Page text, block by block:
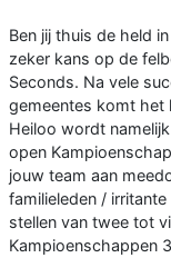
Ben jij thuis de held
zeker kans op de
Seconds. Na vele
gemeentes komt het
Heiloo wordt
open
jouw team aan
familieleden /
stellen van twee tot
Kampioenschappen